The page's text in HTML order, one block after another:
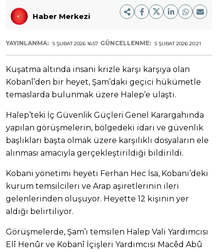
Haber Merkezi
YAYINLANMA: 5 ŞUBAT 2026 16:57 GÜNCELLENME: 5 ŞUBAT 2026 20:21
Kuşatma altında insani krizle karşı karşıya olan
Kobanî’den bir heyet, Şam’daki geçici hükümetle
temaslarda bulunmak üzere Halep’e ulaştı.
Halep’teki İç Güvenlik Güçleri Genel Karargahında
yapılan görüşmelerin, bölgedeki idari ve güvenlik
başlıkları başta olmak üzere karşılıklı dosyaların ele
alınması amacıyla gerçekleştirildiği bildirildi.
Kobani yönetimi heyeti Ferhan Hec İsa, Kobani’deki
kurum temsilcileri ve Arap aşiretlerinin ileri
gelenlerinden oluşuyor. Heyette 12 kişinin yer
aldığı belirtiliyor.
Görüşmelerde, Şam’ı temsilen Halep Vali Yardımcısı
Elî Henûr ve Kobanî İçişleri Yardımcısı Macêd Abû